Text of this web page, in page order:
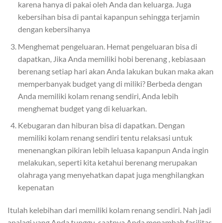
karena hanya di pakai oleh Anda dan keluarga. Juga
kebersihan bisa di pantai kapanpun sehingga terjamin
dengan kebersihanya
Menghemat pengeluaran. Hemat pengeluaran bisa di
dapatkan, Jika Anda memiliki hobi berenang , kebiasaan
berenang setiap hari akan Anda lakukan bukan maka akan
memperbanyak budget yang di miliki? Berbeda dengan
Anda memiliki kolam renang sendiri, Anda lebih
menghemat budget yang di keluarkan.
Kebugaran dan hiburan bisa di dapatkan. Dengan
memiliki kolam renang sendiri tentu relaksasi untuk
menenangkan pikiran lebih leluasa kapanpun Anda ingin
melakukan, seperti kita ketahui berenang merupakan
olahraga yang menyehatkan dapat juga menghilangkan
kepenatan
Itulah kelebihan dari memiliki kolam renang sendiri. Nah jadi